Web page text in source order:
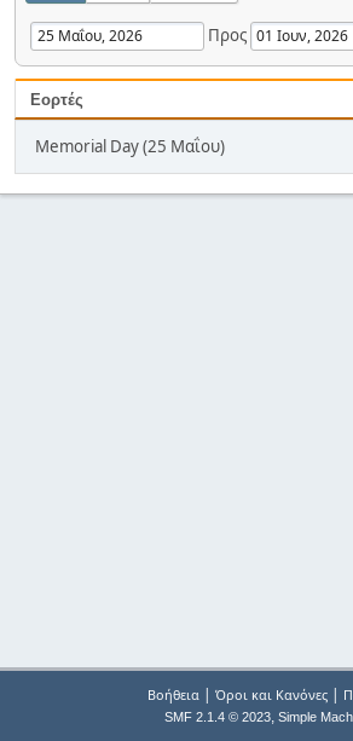
Προς
Εορτές
Memorial Day (25 Μαΐου)
Βοήθεια| Όροι και Κανόνες|
SMF 2.1.4 © 2023, Simple